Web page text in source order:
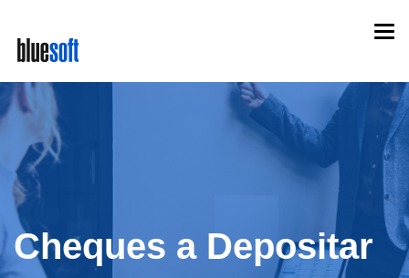
main
content
Cheques a Depositar